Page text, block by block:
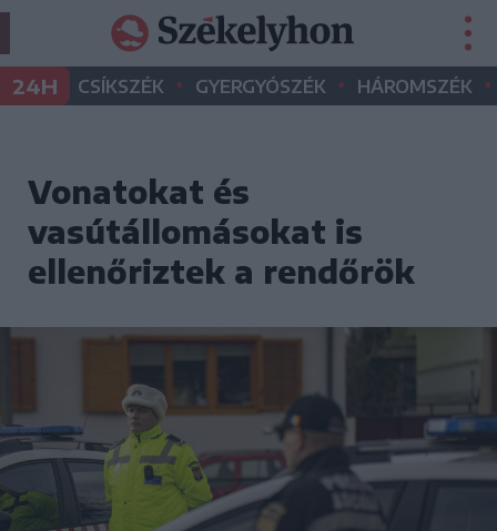
24H CSÍKSZÉK • GYERGYÓSZÉK • HÁROMSZÉK •
Vonatokat és
vasútállomásokat is
ellenőriztek a rendőrök